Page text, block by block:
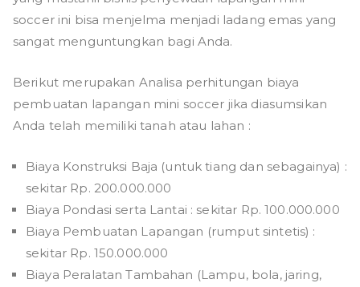
soccer ini bisa menjelma menjadi ladang emas yang
sangat menguntungkan bagi Anda.
Berikut merupakan Analisa perhitungan biaya
pembuatan lapangan mini soccer jika diasumsikan
Anda telah memiliki tanah atau lahan :
Biaya Konstruksi Baja (untuk tiang dan sebagainya) :
sekitar Rp. 200.000.000
Biaya Pondasi serta Lantai : sekitar Rp. 100.000.000
Biaya Pembuatan Lapangan (rumput sintetis) :
sekitar Rp. 150.000.000
Biaya Peralatan Tambahan (Lampu, bola, jaring,